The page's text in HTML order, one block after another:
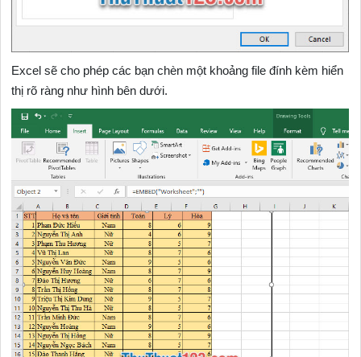
Excel sẽ cho phép các bạn chèn một khoảng file đính kèm hiển
thị rõ ràng như hình bên dưới.